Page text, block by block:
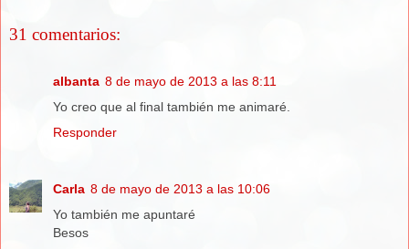
31 comentarios:
albanta 8 de mayo de 2013 a las 8:11
Yo creo que al final también me animaré.
Responder
Carla 8 de mayo de 2013 a las 10:06
Yo también me apuntaré
Besos